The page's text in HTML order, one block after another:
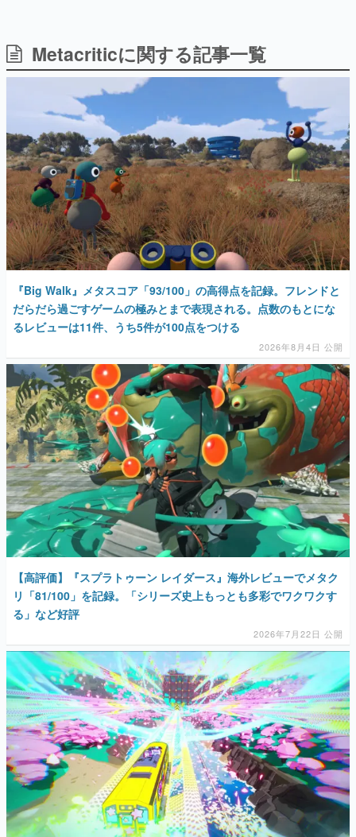
ゲーム開発者・hamatsu氏がゲームの魅力を画面や操作の
具体的な形から解き明かしていく、硬派で骨太な評論連載
です。
ゲームが変えた日本語
「経験値」「裏技」「ラスボス」… ゲームにまつわる言葉
の起源や用法の変遷を、コンピューター文化史研究家・タ
イニーP氏が徹底調査。
カテゴリ
特集記事
マンガ
女性向け
アプリレビュー
その他
電ファミニコゲーマーとは？
運営：株式会社マレ
Metacriticに関する記事一覧
『Big Walk』メタスコア「93/100」の高得点を記録。フレンドと
だらだら過ごすゲームの極みとまで表現される。点数のもとにな
るレビューは11件、うち5件が100点をつける
2026年8月4日 公開
【高評価】『スプラトゥーン レイダース』海外レビューでメタク
リ「81/100」を記録。「シリーズ史上もっとも多彩でワクワクす
る」など好評
2026年7月22日 公開